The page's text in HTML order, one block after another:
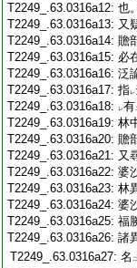
T2249_.63.0316a12: 也
T2249_.63.0316a13: 又
T2249_.63.0316a14: 贍
T2249_.63.0316a15: 必
T2249_.63.0316a16: 泛
T2249_.63.0316a17: 指レ
T2249_.63.0316a18:
レ有
T2249_.63.0316a19: 林
T2249_.63.0316a20: 贍
T2249_.63.0316a21: 又
T2249_.63.0316a22: 婆
T2249_.63.0316a23: 林
T2249_.63.0316a24: 婆
T2249_.63.0316a25: 福
T2249_.63.0316a26: 諸
T2249_.63.0316a27: 名 二